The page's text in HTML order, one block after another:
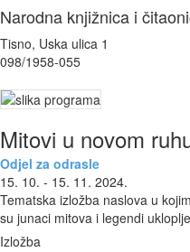
Narodna knjižnica i
Tisno, Uska ulica 1
098/1958-055
Mitovi u novom
Odjel za odrasle
15. 10. - 15. 11. 2024.
Tematska izložba naslova u
su junaci mitova i legendi
Izložba